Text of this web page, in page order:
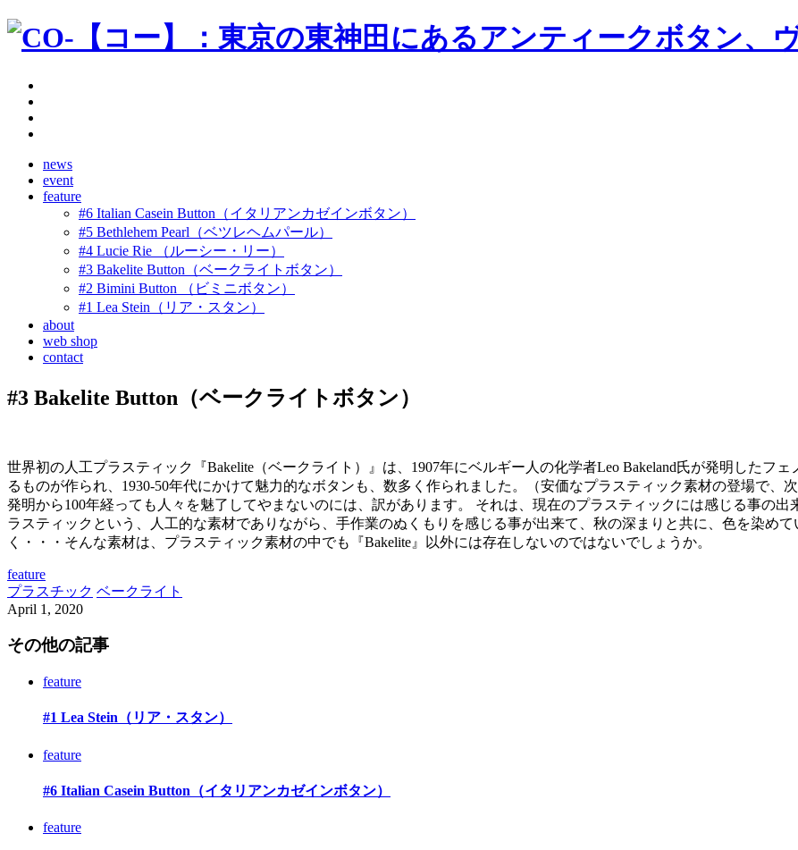
news
event
feature
#6 Italian Casein Button（イタリアンカゼインボタン）
#5 Bethlehem Pearl（ベツレヘムパール）
#4 Lucie Rie （ルーシー・リー）
#3 Bakelite Button（ベークライトボタン）
#2 Bimini Button （ビミニボタン）
#1 Lea Stein（リア・スタン）
about
web shop
contact
#3 Bakelite Button（ベークライトボタン）
世界初の人工プラスティック『Bakelite（ベークライト）』は、1907年にベルギー人の化学者Leo Bakeland氏が発明したフ
るものが作られ、1930-50年代にかけて魅力的なボタンも、数多く作られました。（安価なプラスティック素材の登場で
発明から100年経っても人々を魅了してやまないのには、訳があります。 それは、現在のプラスティックには感じる事の
ラスティックという、人工的な素材でありながら、手作業のぬくもりを感じる事が出来て、秋の深まりと共に、色を染め
く・・・そんな素材は、プラスティック素材の中でも『Bakelite』以外には存在しないのではないでしょうか。
feature
プラスチック ベークライト
April 1 , 2020
その他の記事
feature
#1 Lea Stein（リア・スタン）
feature
#6 Italian Casein Button（イタリアンカゼインボタン）
feature